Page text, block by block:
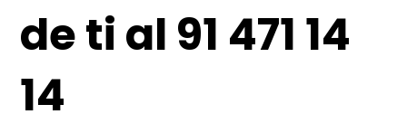
de ti al 91 471 14
14